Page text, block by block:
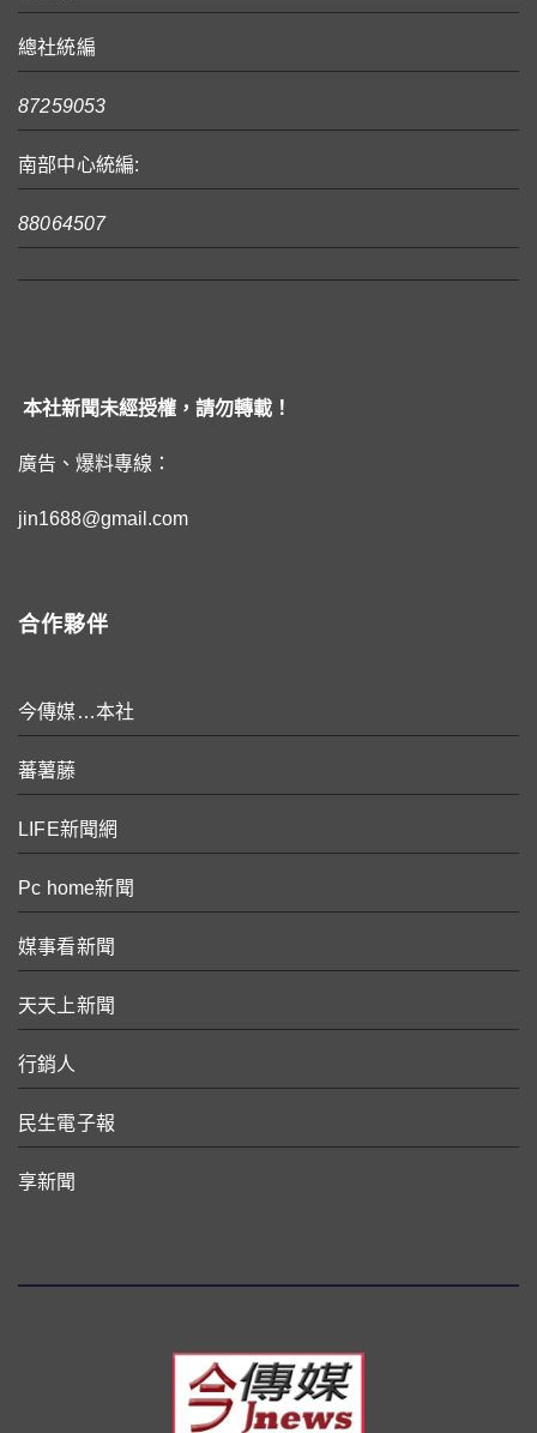
總社統編
87259053
南部中心統編:
88064507
本社新聞未經授權，請勿轉載！
廣告、爆料專線：
jin1688@gmail.com
合作夥伴
今傳媒…本社
蕃薯藤
LIFE新聞網
Pc home新聞
媒事看新聞
天天上新聞
行銷人
民生電子報
享新聞